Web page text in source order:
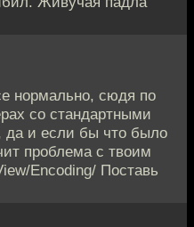
нормально, сюдя по
со стандартными
да и если бы что было
проблема с твоим
Encoding/ Поставь